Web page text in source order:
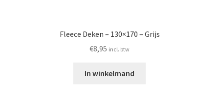
Fleece Deken – 130×170 – Grijs
€8,95 incl. btw
In winkelmand